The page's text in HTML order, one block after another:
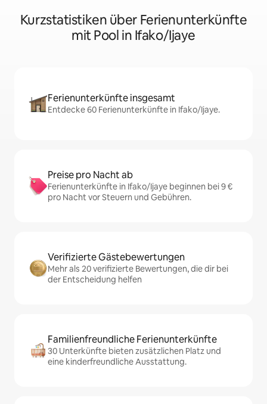
Kurzstatistiken über Ferienunterkünfte
mit Pool in Ifako/Ijaye
Ferienunterkünfte insgesamt
Entdecke 60 Ferienunterkünfte in Ifako/Ijaye.
Preise pro Nacht ab
Ferienunterkünfte in Ifako/Ijaye beginnen bei 9 €
pro Nacht vor Steuern und Gebühren.
Verifizierte Gästebewertungen
Mehr als 20 verifizierte Bewertungen, die dir bei
der Entscheidung helfen
Familienfreundliche Ferienunterkünfte
30 Unterkünfte bieten zusätzlichen Platz und
eine kinderfreundliche Ausstattung.